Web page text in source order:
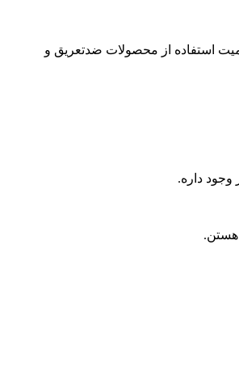
استفاده از محصولات ضدتعریق و
وجود داره.
هستن.